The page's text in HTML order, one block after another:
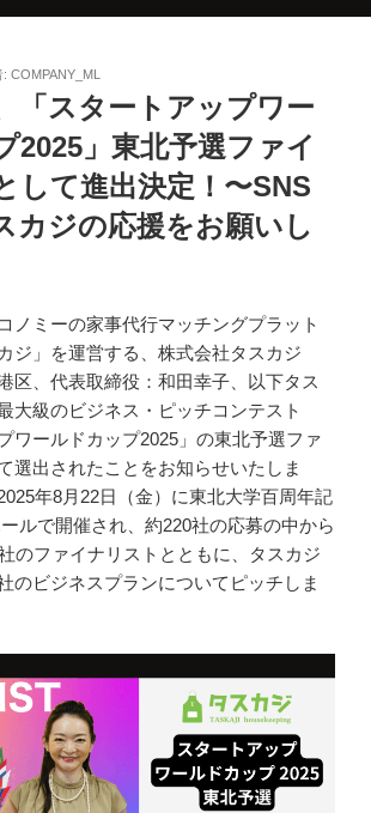
: COMPANY_ML
「スタートアップワー
2025」東北予選ファイ
して進出決定！〜SNS
カジの応援をお願いし
ノミーの家事代行マッチングプラット
ジ」を運営する、株式会社タスカジ
区、代表取締役：和田幸子、以下タス
大級のビジネス・ピッチコンテスト
ワールドカップ2025」の東北予選ファ
選出されたことをお知らせいたしま
年8月22日（金）に東北大学百周年記
ルで開催され、約220社の応募の中から
のファイナリストとともに、タスカジ
のビジネスプランについてピッチしま